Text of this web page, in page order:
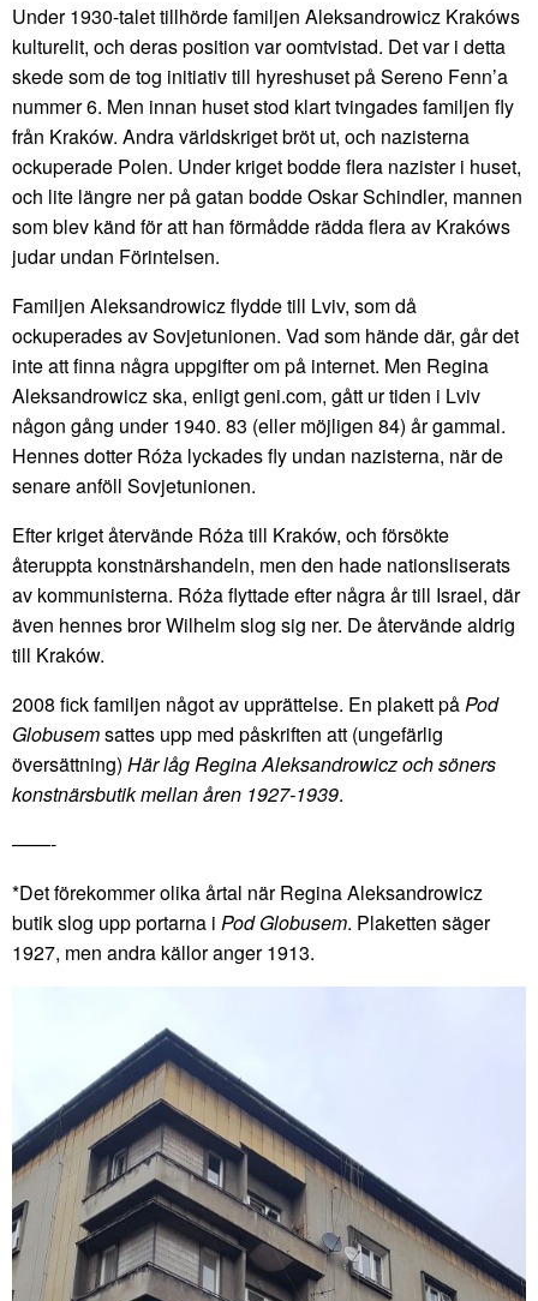
Under 1930-talet tillhörde familjen Aleksandrowicz Krakóws
kulturelit, och deras position var oomtvistad. Det var i detta
skede som de tog initiativ till hyreshuset på Sereno Fenn’a
nummer 6. Men innan huset stod klart tvingades familjen fly
från Kraków. Andra världskriget bröt ut, och nazisterna
ockuperade Polen. Under kriget bodde flera nazister i huset,
och lite längre ner på gatan bodde Oskar Schindler, mannen
som blev känd för att han förmådde rädda flera av Krakóws
judar undan Förintelsen.
Familjen Aleksandrowicz flydde till Lviv, som då
ockuperades av Sovjetunionen. Vad som hände där, går det
inte att finna några uppgifter om på internet. Men Regina
Aleksandrowicz ska, enligt geni.com, gått ur tiden i Lviv
någon gång under 1940. 83 (eller möjligen 84) år gammal.
Hennes dotter Róża lyckades fly undan nazisterna, när de
senare anföll Sovjetunionen.
Efter kriget återvände Róża till Kraków, och försökte
återuppta konstnärshandeln, men den hade nationsliserats
av kommunisterna. Róża flyttade efter några år till Israel, där
även hennes bror Wilhelm slog sig ner. De återvände aldrig
till Kraków.
2008 fick familjen något av upprättelse. En plakett påPod
Globusemsattes upp med påskriften att (ungefärlig
översättning) Här låg Regina Aleksandrowicz och söners
konstnärsbutik mellan åren 1927-1939.
——-
*Det förekommer olika årtal när Regina Aleksandrowicz
butik slog upp portarna i Pod Globusem. Plaketten säger
1927, men andra källor anger 1913.